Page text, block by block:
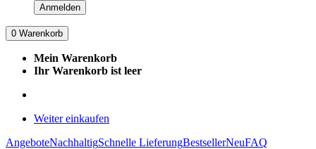
Anmelden
0 Warenkorb
Mein Warenkorb
Ihr Warenkorb ist leer
Weiter einkaufen
AngeboteNachhaltigSchnelle LieferungBestsellerNeuFAQ